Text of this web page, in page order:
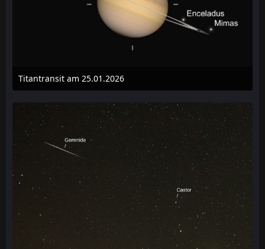
Titantransit am 25.01.2026
10. Januar 2026 um 14:29